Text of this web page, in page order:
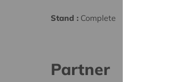
Stand : Complete
Partner